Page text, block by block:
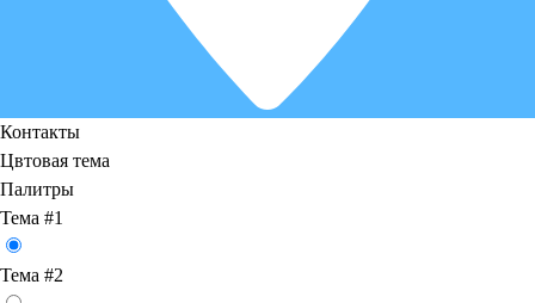
Контакты
Цвтовая тема
Палитры
Тема #1
Тема #2